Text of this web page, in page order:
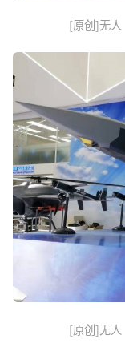
[原创]无
[原创]无